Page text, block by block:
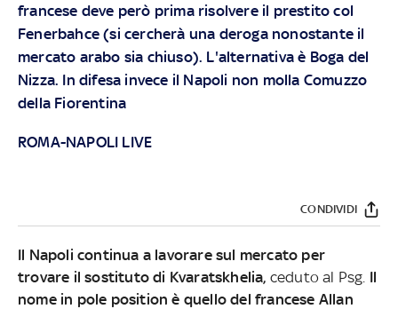
francese deve però prima risolvere il prestito col
Fenerbahce (si cercherà una deroga nonostante il
mercato arabo sia chiuso). L'alternativa è Boga del
Nizza. In difesa invece il Napoli non molla Comuzzo
della Fiorentina
ROMA-NAPOLI LIVE
CONDIVIDI
Il Napoli continua a lavorare sul mercato per
trovare il sostituto di Kvaratskhelia, ceduto al Psg. Il
nome in pole position è quello del francese Allan